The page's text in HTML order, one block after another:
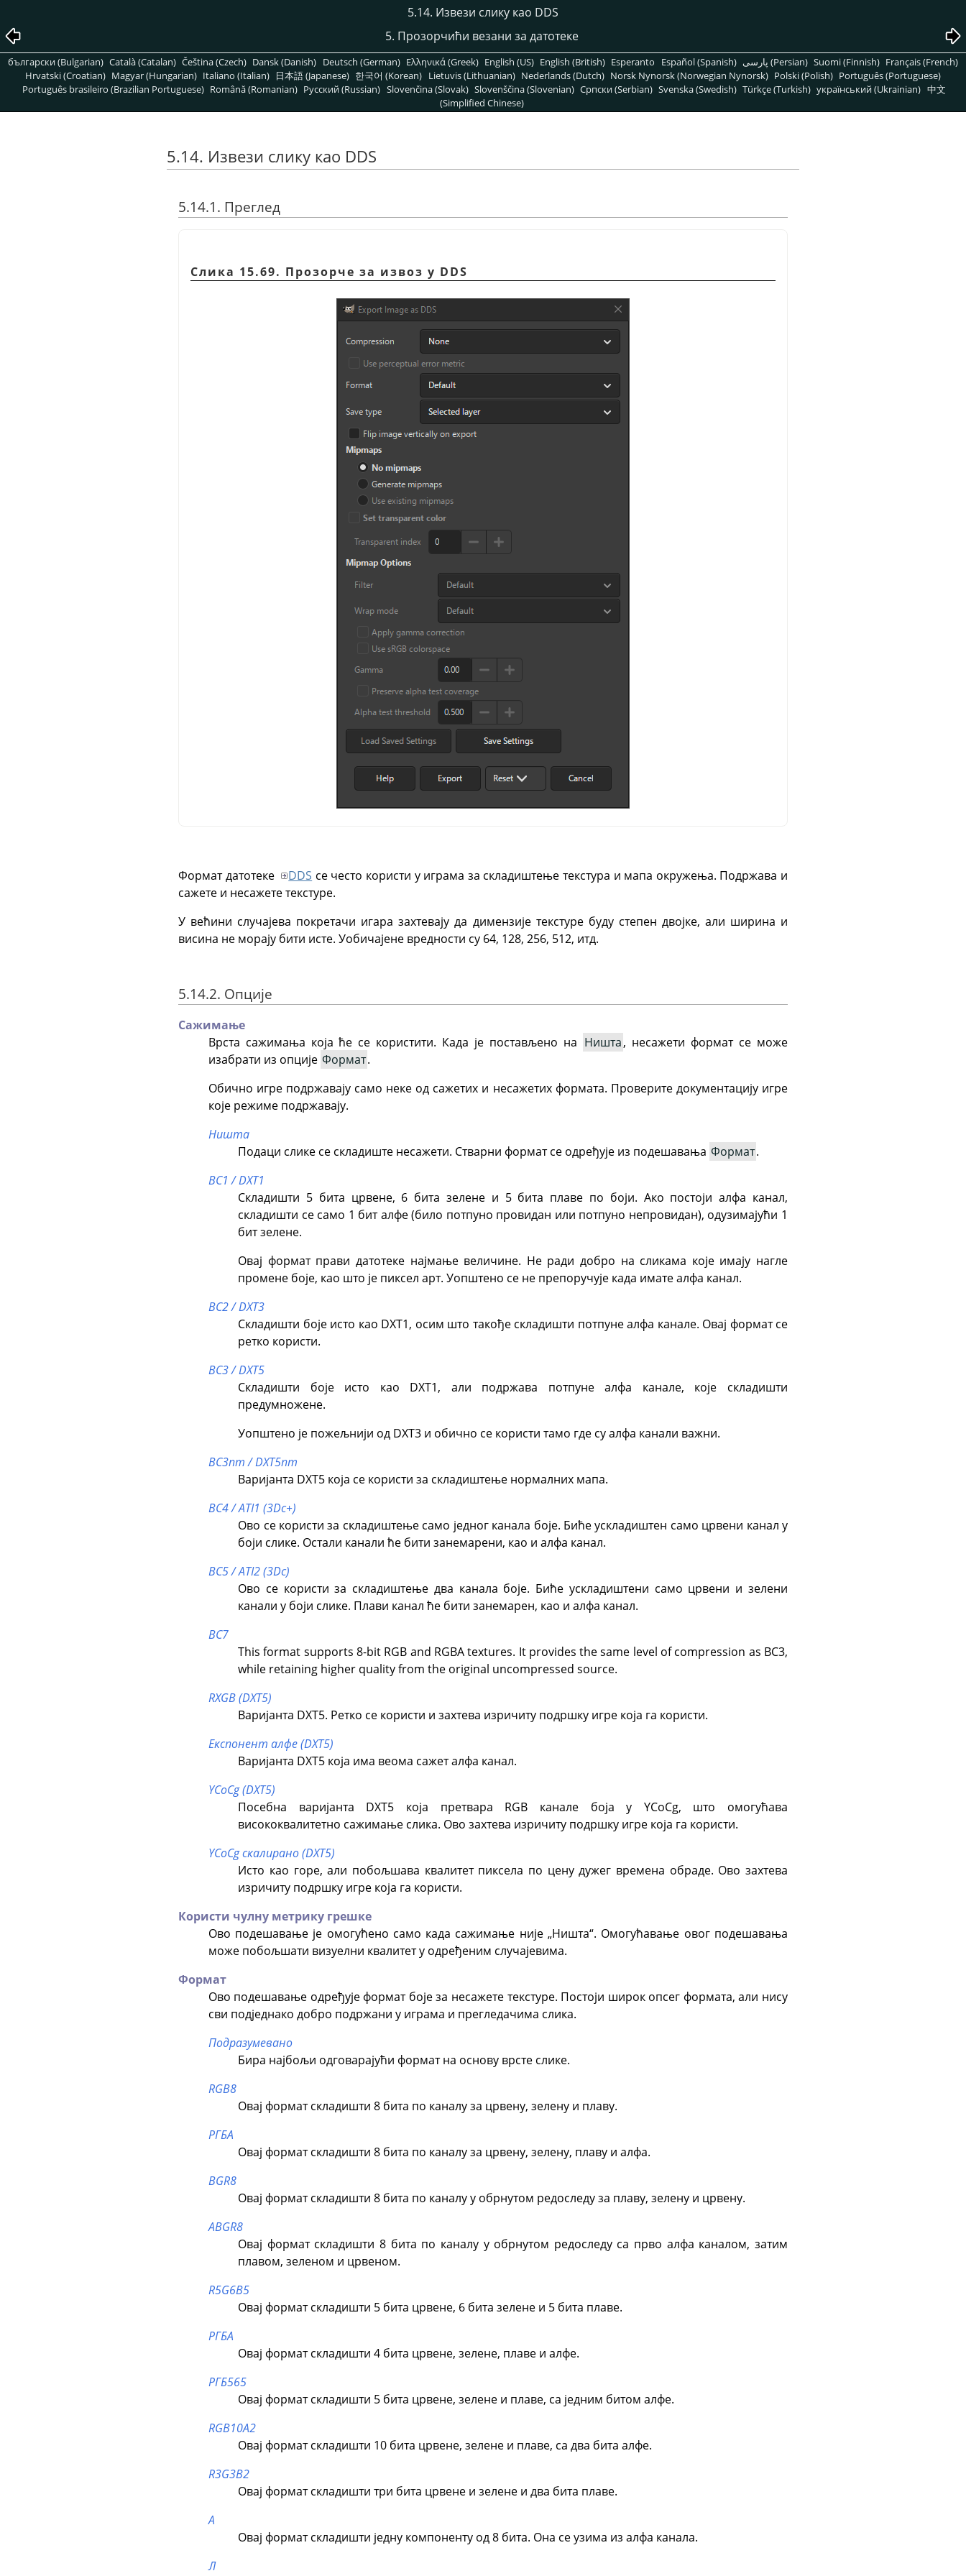
5.14. Извези слику као DDS
5. Прозорчићи везани за датотеке
български (Bulgarian) Català (Catalan) Čeština (Czech) Dansk (Danish) Deutsch (German) Ελληνικά (Greek) English (US) English (British) Esperanto Español (Spanish) پارسی (Persian) Suomi (Finnish) Français (French)
Hrvatski (Croatian) Magyar (Hungarian) Italiano (Italian) 日本語 (Japanese) 한국어 (Korean) Lietuvis (Lithuanian) Nederlands (Dutch) Norsk Nynorsk (Norwegian Nynorsk) Polski (Polish) Português (Portuguese)
Português brasileiro (Brazilian Portuguese) Română (Romanian) Pусский (Russian) Slovenčina (Slovak) Slovenščina (Slovenian) Српски (Serbian) Svenska (Swedish) Türkçe (Turkish) український (Ukrainian) 中文
(Simplified Chinese)
5.14. Извези слику као DDS
5.14.1. Преглед
Слика 15.69. Прозорче за извоз у DDS
Формат датотеке DDS се често користи у играма за складиштење текстура и мапа окружења. Подржава и
сажете и несажете текстуре.
У већини случајева покретачи игара захтевају да димензије текстуре буду степен двојке, али ширина и
висина не морају бити исте. Уобичајене вредности су 64, 128, 256, 512, итд.
5.14.2. Опције
Сажимање
Врста сажимања која ће се користити. Када је постављено на Ништа, несажети формат се може
изабрати из опције Формат.
Обично игре подржавају само неке од сажетих и несажетих формата. Проверите документацију игре
које режиме подржавају.
Ништа
Подаци слике се складиште несажети. Стварни формат се одређује из подешавања Формат.
BC1 / DXT1
Складишти 5 бита црвене, 6 бита зелене и 5 бита плаве по боји. Ако постоји алфа канал,
складишти се само 1 бит алфе (било потпуно провидан или потпуно непровидан), одузимајући 1
бит зелене.
Овај формат прави датотеке најмање величине. Не ради добро на сликама које имају нагле
промене боје, као што је пиксел арт. Уопштено се не препоручује када имате алфа канал.
BC2 / DXT3
Складишти боје исто као DXT1, осим што такође складишти потпуне алфа канале. Овај формат се
ретко користи.
BC3 / DXT5
Складишти боје исто као DXT1, али подржава потпуне алфа канале, које складишти
предумножене.
Уопштено је пожељнији од DXT3 и обично се користи тамо где су алфа канали важни.
BC3nm / DXT5nm
Варијанта DXT5 која се користи за складиштење нормалних мапа.
BC4 / ATI1 (3Dc+)
Ово се користи за складиштење само једног канала боје. Биће ускладиштен само црвени канал у
боји слике. Остали канали ће бити занемарени, као и алфа канал.
BC5 / ATI2 (3Dc)
Ово се користи за складиштење два канала боје. Биће ускладиштени само црвени и зелени
канали у боји слике. Плави канал ће бити занемарен, као и алфа канал.
BC7
This format supports 8-bit RGB and RGBA textures. It provides the same level of compression as BC3,
while retaining higher quality from the original uncompressed source.
RXGB (DXT5)
Варијанта DXT5. Ретко се користи и захтева изричиту подршку игре која га користи.
Експонент алфе (DXT5)
Варијанта DXT5 која има веома сажет алфа канал.
YCoCg (DXT5)
Посебна варијанта DXT5 која претвара RGB канале боја у YCoCg, што омогућава
висококвалитетно сажимање слика. Ово захтева изричиту подршку игре која га користи.
YCoCg скалирано (DXT5)
Исто као горе, али побољшава квалитет пиксела по цену дужег времена обраде. Ово захтева
изричиту подршку игре која га користи.
Користи чулну метрику грешке
Ово подешавање је омогућено само када сажимање није „Ништа“. Омогућавање овог подешавања
може побољшати визуелни квалитет у одређеним случајевима.
Формат
Ово подешавање одређује формат боје за несажете текстуре. Постоји широк опсег формата, али нису
сви подједнако добро подржани у играма и прегледачима слика.
Подразумевано
Бира најбољи одговарајући формат на основу врсте слике.
RGB8
Овај формат складишти 8 бита по каналу за црвену, зелену и плаву.
РГБА
Овај формат складишти 8 бита по каналу за црвену, зелену, плаву и алфа.
BGR8
Овај формат складишти 8 бита по каналу у обрнутом редоследу за плаву, зелену и црвену.
ABGR8
Овај формат складишти 8 бита по каналу у обрнутом редоследу са прво алфа каналом, затим
плавом, зеленом и црвеном.
R5G6B5
Овај формат складишти 5 бита црвене, 6 бита зелене и 5 бита плаве.
РГБА
Овај формат складишти 4 бита црвене, зелене, плаве и алфе.
РГБ565
Овај формат складишти 5 бита црвене, зелене и плаве, са једним битом алфе.
RGB10A2
Овај формат складишти 10 бита црвене, зелене и плаве, са два бита алфе.
R3G3B2
Овај формат складишти три бита црвене и зелене и два бита плаве.
А
Овај формат складишти једну компоненту од 8 бита. Она се узима из алфа канала.
Л